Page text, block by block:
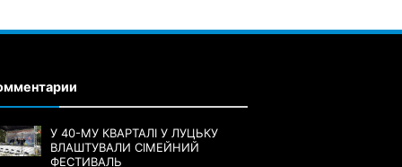
У 40-МУ КВАРТАЛІ У ЛУЦЬКУ
ВЛАШТУВАЛИ СІМЕЙНИЙ
ФЕСТИВАЛЬ